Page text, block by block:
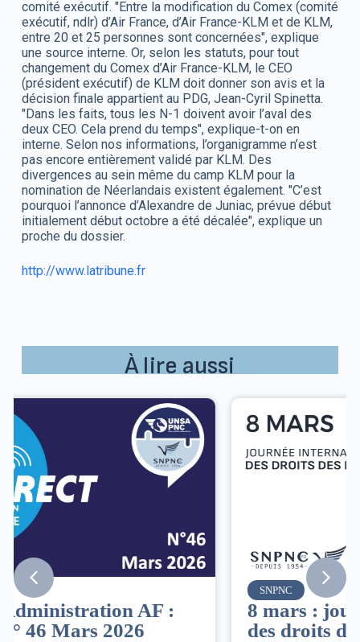
comité exécutif. "Entre la modification du Comex (comité
exécutif, ndlr) d’Air France, d’Air France-KLM et de KLM,
entre 20 et 25 personnes sont concernées", explique
une source interne. Or, selon les statuts, pour tout
changement du Comex d’Air France-KLM, le CEO
(président exécutif) de KLM doit donner son avis et la
décision finale appartient au PDG, Jean-Cyril Spinetta.
"Dans les faits, tous les N-1 doivent avoir l’aval des
deux CEO. Cela prend du temps", explique-t-on en
interne. Selon nos informations, l’organigramme n’est
pas encore entièrement validé par KLM. Des
divergences au sein même du camp KLM pour la
nomination de Néerlandais existent également. "C’est
pourquoi l’annonce d’Alexandre de Juniac, prévue début
initialement début octobre a été décalée", explique un
proche du dossier.
http://www.latribune.fr
À lire aussi
SNPNC
8 mars : journée internationale
des droits des femmes